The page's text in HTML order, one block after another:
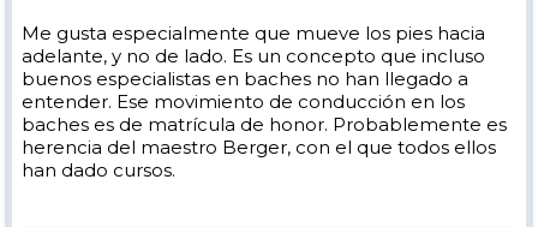
Me gusta especialmente que mueve los pies hacia
adelante, y no de lado. Es un concepto que incluso
buenos especialistas en baches no han llegado a
entender. Ese movimiento de conducción en los
baches es de matrícula de honor. Probablemente es
herencia del maestro Berger, con el que todos ellos
han dado cursos.